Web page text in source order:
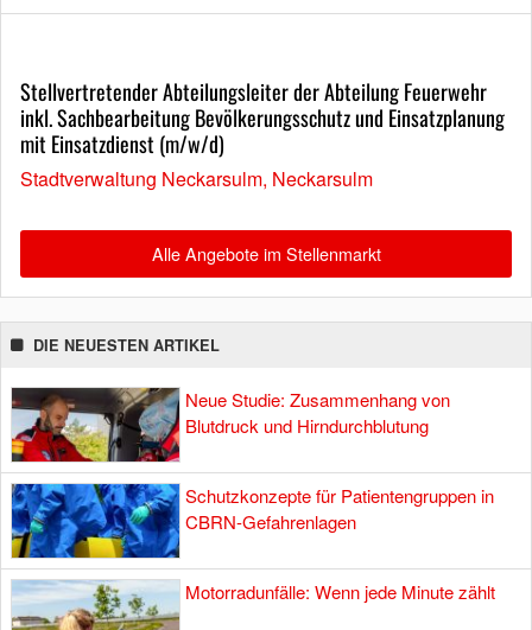
Stellvertretender Abteilungsleiter der Abteilung Feuerwehr
inkl. Sachbearbeitung Bevölkerungsschutz und Einsatzplanung
mit Einsatzdienst (m/w/d)
Stadtverwaltung Neckarsulm, Neckarsulm
Alle Angebote im Stellenmarkt
DIE NEUESTEN ARTIKEL
Neue Studie: Zusammenhang von
Blutdruck und Hirndurchblutung
Schutzkonzepte für Patientengruppen in
CBRN-Gefahrenlagen
Motorradunfälle: Wenn jede Minute zählt